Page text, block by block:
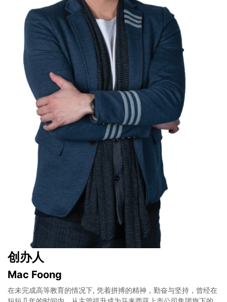
创办人
Mac Foong
在未完成⾼等教育的情况下, 凭着拼搏的精神，勤奋与坚持，曾经在